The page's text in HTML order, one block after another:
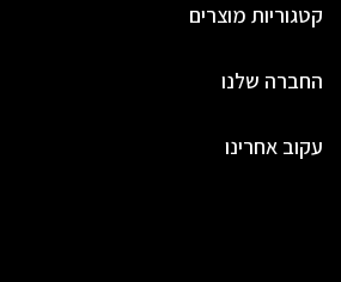
קטגוריות מוצרים
החברה שלנו
עקוב אחרינו